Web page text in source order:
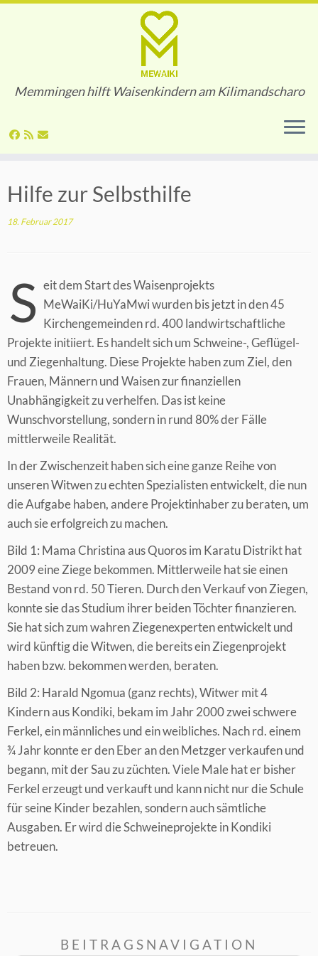
Inhalt
Memmingen hilft Waisenkindern am Kilimandscharo
Hilfe zur Selbsthilfe
18. Februar 2017
S eit dem Start des Waisenprojekts
MeWaiKi/HuYaMwi wurden bis jetzt in den 45
Kirchengemeinden rd. 400 landwirtschaftliche
Projekte initiiert. Es handelt sich um Schweine-, Geflügel-
und Ziegenhaltung. Diese Projekte haben zum Ziel, den
Frauen, Männern und Waisen zur finanziellen
Unabhängigkeit zu verhelfen. Das ist keine
Wunschvorstellung, sondern in rund 80% der Fälle
mittlerweile Realität.
In der Zwischenzeit haben sich eine ganze Reihe von
unseren Witwen zu echten Spezialisten entwickelt, die nun
die Aufgabe haben, andere Projektinhaber zu beraten, um
auch sie erfolgreich zu machen.
Bild 1: Mama Christina aus Quoros im Karatu Distrikt hat
2009 eine Ziege bekommen. Mittlerweile hat sie einen
Bestand von rd. 50 Tieren. Durch den Verkauf von Ziegen,
konnte sie das Studium ihrer beiden Töchter finanzieren.
Sie hat sich zum wahren Ziegenexperten entwickelt und
wird künftig die Witwen, die bereits ein Ziegenprojekt
haben bzw. bekommen werden, beraten.
Bild 2: Harald Ngomua (ganz rechts), Witwer mit 4
Kindern aus Kondiki, bekam im Jahr 2000 zwei schwere
Ferkel, ein männliches und ein weibliches. Nach rd. einem
¾ Jahr konnte er den Eber an den Metzger verkaufen und
begann, mit der Sau zu züchten. Viele Male hat er bisher
Ferkel erzeugt und verkauft und kann nicht nur die Schule
für seine Kinder bezahlen, sondern auch sämtliche
Ausgaben. Er wird die Schweineprojekte in Kondiki
betreuen.
BEITRAGSNAVIGATION